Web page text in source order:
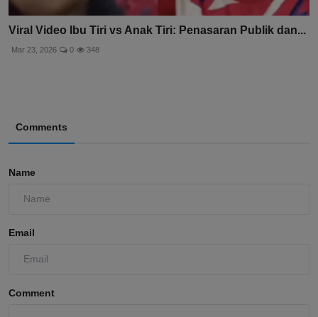
Viral Video Ibu Tiri vs Anak Tiri: Penasaran Publik dan...
Mar 23, 2026 0 348
Comments
Name
Email
Comment